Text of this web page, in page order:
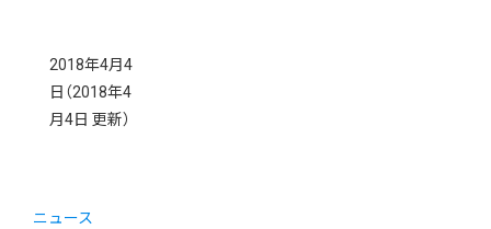
2018年4月4
日 （2018年4
月4日 更新）
ニュース